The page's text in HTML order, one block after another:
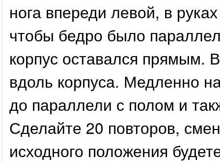
нога впереди левой, в
чтобы бедро было
корпус оставался прямым.
вдоль корпуса. Медленно
до параллели с полом и
Сделайте 20 повторов,
исходного положения